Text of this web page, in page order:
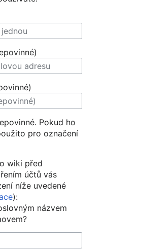
Pokud ho
pro označení
wiki před
účtů vás
níže uvedené
):
názvem